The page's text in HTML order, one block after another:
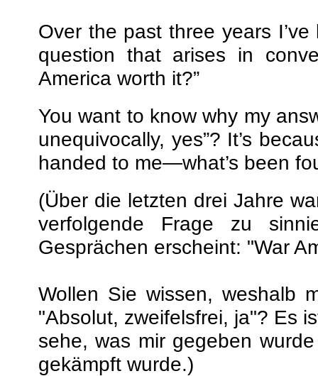
Over the past three years
question that arises in
America worth it?”
You want to know why my
unequivocally, yes”? It’s
handed to me—what’s been
(Über die letzten drei Jahre
verfolgende Frage zu
Gesprächen erscheint: "War
Wollen Sie wissen, weshalb
"Absolut, zweifelsfrei, ja"? Es
sehe, was mir gegeben
gekämpft wurde.)